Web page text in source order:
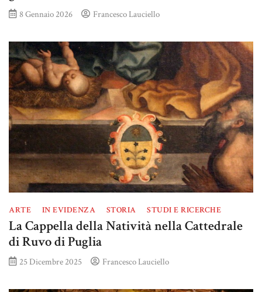
8 Gennaio 2026 Francesco Lauciello
ARTE IN EVIDENZA STORIA STUDI E RICERCHE
La Cappella della Natività nella Cattedrale
di Ruvo di Puglia
25 Dicembre 2025 Francesco Lauciello